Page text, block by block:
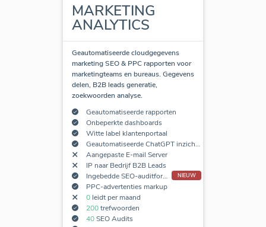
MARKETING
ANALYTICS
Geautomatiseerde cloudgegevens
marketing SEO & PPC rapporten voor
marketingteams en bureaus. Gegevens
delen, B2B leads generatie,
zoekwoorden analyse.
Geautomatiseerde rapporten
Onbeperkte dashboards
Witte label klantenportaal
Geautomatiseerde ChatGPT inzichten
Aangepaste E-mail Server
IP naar Bedrijf B2B Leads
Ingebedde SEO-auditformulieren
NIEUW
PPC-advertenties markup
0leidt per maand
200trefwoorden
40SEO Audits